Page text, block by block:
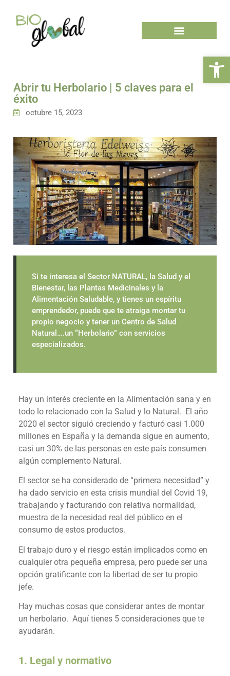
Abrir tu Herbolario | 5 claves para el
éxito
octubre 15, 2023
Si te interesa el Sector NATURAL, la Salud y el
Bienestar, las Plantas Medicinales y la
Alimentación Saludable, y tienes un espíritu
emprendedor, puede que te atraiga montar tu
propio negocio y tener un Centro de Salud
Natural….un “Herbolario” con servicios
especializados.
Hay un interés creciente en la Alimentación sana y en
todo lo relacionado con la Salud y lo Natural. El año
2020 el sector siguió creciendo y facturó casi 1.000
millones en España y la demanda sigue en aumento,
casi un 30% de las personas en este país consumen
algún complemento Natural.
El sector se ha considerado de “primera necesidad” y
ha dado servicio en esta crisis mundial del Covid 19,
trabajando y facturando con relativa normalidad,
muestra de la necesidad real del público en el
consumo de estos productos.
El trabajo duro y el riesgo están implicados como en
cualquier otra pequeña empresa, pero puede ser una
opción gratificante con la libertad de ser tu propio
jefe.
Hay muchas cosas que considerar antes de montar
un herbolario. Aquí tienes 5 consideraciones que te
ayudarán.
1. Legal y normativo